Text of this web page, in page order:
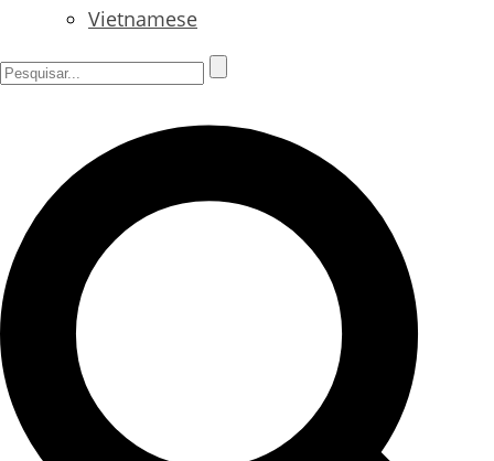
Vietnamese